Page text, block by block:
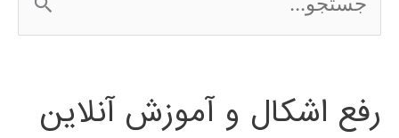
س
ج
رفع اشکال و آموزش آنلاین